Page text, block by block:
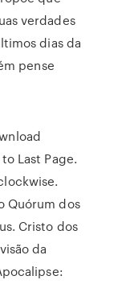
verdades
dias da
pense
Last Page.
Quórum dos
Cristo dos
da